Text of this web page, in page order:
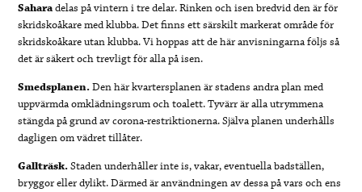
Saharadelas på vintern i tre delar. Rinken och isen bredvid den är för
skridskoåkare med klubba. Det finns ett särskilt markerat område för
skridskoåkare utan klubba. Vi hoppas att de här anvisningarna följs så
det är säkert och trevligt för alla på isen.
Smedsplanen.Den här kvartersplanen är stadens andra plan med
uppvärmda omklädningsrum och toalett. Tyvärr är alla utrymmena
stängda på grund av corona-restriktionerna. Själva planen underhålls
dagligen om vädret tillåter.
Gallträsk.Staden underhåller inte is, vakar, eventuella badställen,
bryggor eller dylikt. Därmed är användningen av dessa på vars och ens